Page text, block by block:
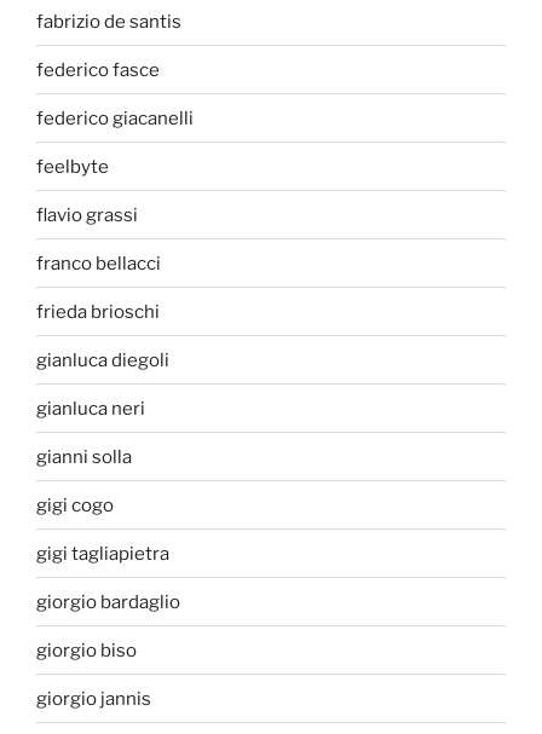
fabrizio de santis
federico fasce
federico giacanelli
feelbyte
flavio grassi
franco bellacci
frieda brioschi
gianluca diegoli
gianluca neri
gianni solla
gigi cogo
gigi tagliapietra
giorgio bardaglio
giorgio biso
giorgio jannis